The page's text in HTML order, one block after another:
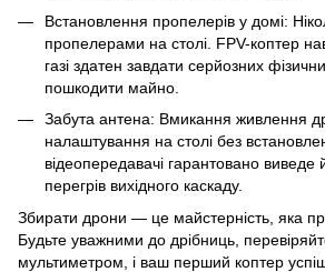
Встановлення пропелерів у домі:
пропелерами на столі. FPV-коптер
газі здатен завдати серйозних
пошкодити майно.
Забута антена: Вмикання живлення
налаштування на столі без
відеопередавачі гарантовано виведе
перегрів вихідного каскаду.
Збирати дрони — це майстерність, яка
Будьте уважними до дрібниць,
мультиметром, і ваш перший коптер